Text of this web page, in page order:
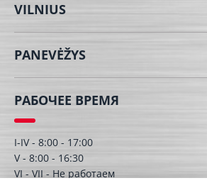
VILNIUS
PANEVĖŽYS
РАБОЧЕЕ ВРЕМЯ
I-IV - 8:00 - 17:00
V - 8:00 - 16:30
VI - VII - Hе работаем